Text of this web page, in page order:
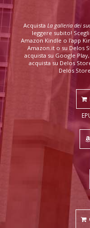
Acquista La galleria dei
leggere subito!
Amazon Kindle o l'app
Amazon.it o su Delos
acquista su Google
acquista su Delos
Delos